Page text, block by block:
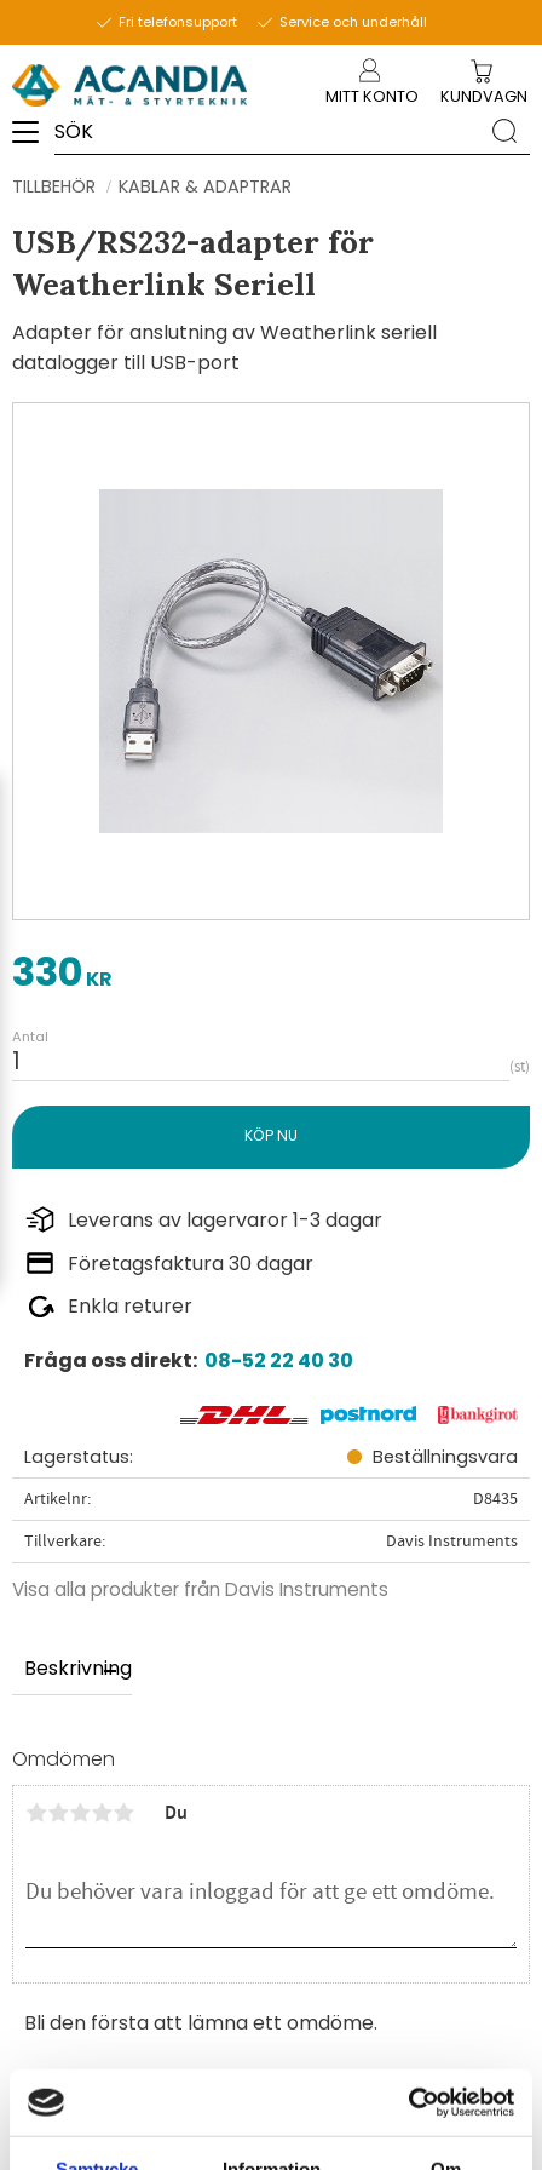
Fri telefonsupport Service och underhåll
MITT KONTO KUNDVAGN
TILLBEHÖR KABLAR & ADAPTRAR
USB/RS232-adapter för
Weatherlink Seriell
Adapter för anslutning av Weatherlink seriell
datalogger till USB-port
330 KR
Antal
st
Leverans av lagervaror 1-3 dagar
Företagsfaktura 30 dagar
Enkla returer
Fråga oss direkt: 08-52 22 40 30
Lagerstatus Beställningsvara
Artikelnr
D8435
Tillverkare
Davis Instruments
Visa alla produkter från Davis Instruments
Beskrivning
Omdömen
Du
Bli den första att lämna ett omdöme.